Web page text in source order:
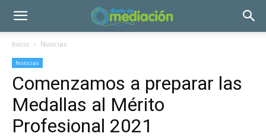
Inicio Noticias
Noticias
Comenzamos a preparar las
Medallas al Mérito
Profesional 2021